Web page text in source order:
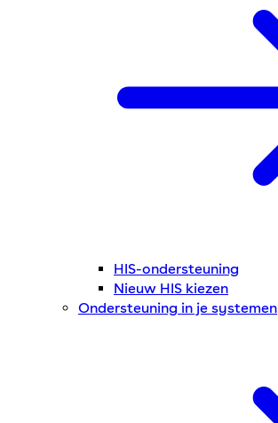
HIS-ondersteuning
Nieuw HIS kiezen
Ondersteuning in je systemen